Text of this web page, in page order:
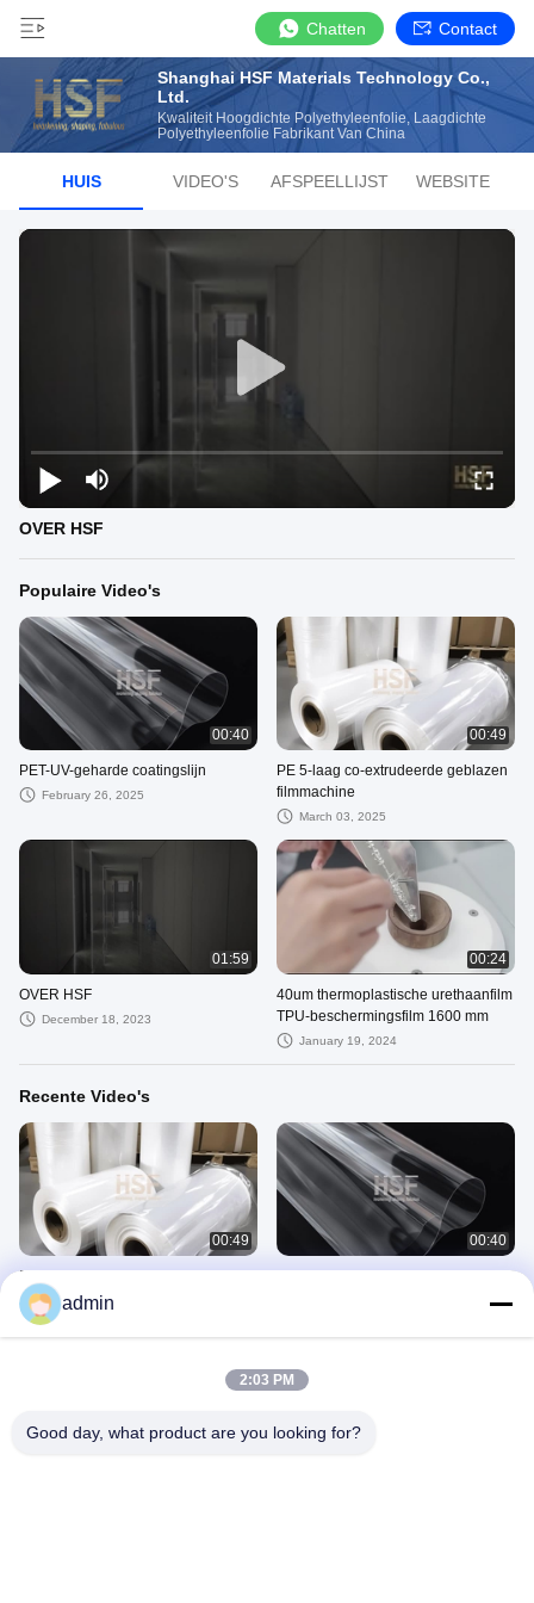
Chatten Contact
Shanghai HSF Materials Technology Co.,
Ltd.
Kwaliteit Hoogdichte Polyethyleenfolie, Laagdichte
Polyethyleenfolie Fabrikant Van China
HUIS VIDEO'S AFSPEELLIJST WEBSITE
OVER HSF
Populaire Video's
00:40
PET-UV-geharde coatingslijn
February 26, 2025
00:49
PE 5-laag co-extrudeerde geblazen
filmmachine
March 03, 2025
01:59
OVER HSF
December 18, 2023
00:24
40um thermoplastische urethaanfilm
TPU-beschermingsfilm 1600 mm
January 19, 2024
Recente Video's
00:49
PE 5-laag co-extrudeerde geblazen
filmmachine
March 03, 2025
00:40
admin
2:03 PM
Good day, what product are you looking for?